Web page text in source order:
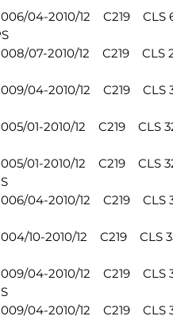
04-2010/12 C219 CLS
07-2010/12 C219 CLS
04-2010/12 C219 CLS
01-2010/12 C219 CLS
01-2010/12 C219 CLS
04-2010/12 C219 CLS
10-2010/12 C219 CLS
04-2010/12 C219 CLS
04-2010/12 C219 CLS